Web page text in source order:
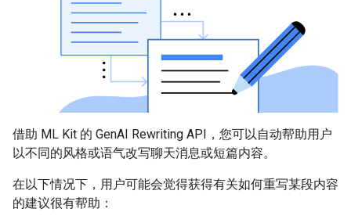
借助 ML Kit 的 GenAI Rewriting API，您可以自动帮助用户
以不同的风格或语气改写聊天消息或短篇内容。
在以下情况下，用户可能会觉得获得有关如何重写某段内容
的建议很有帮助：